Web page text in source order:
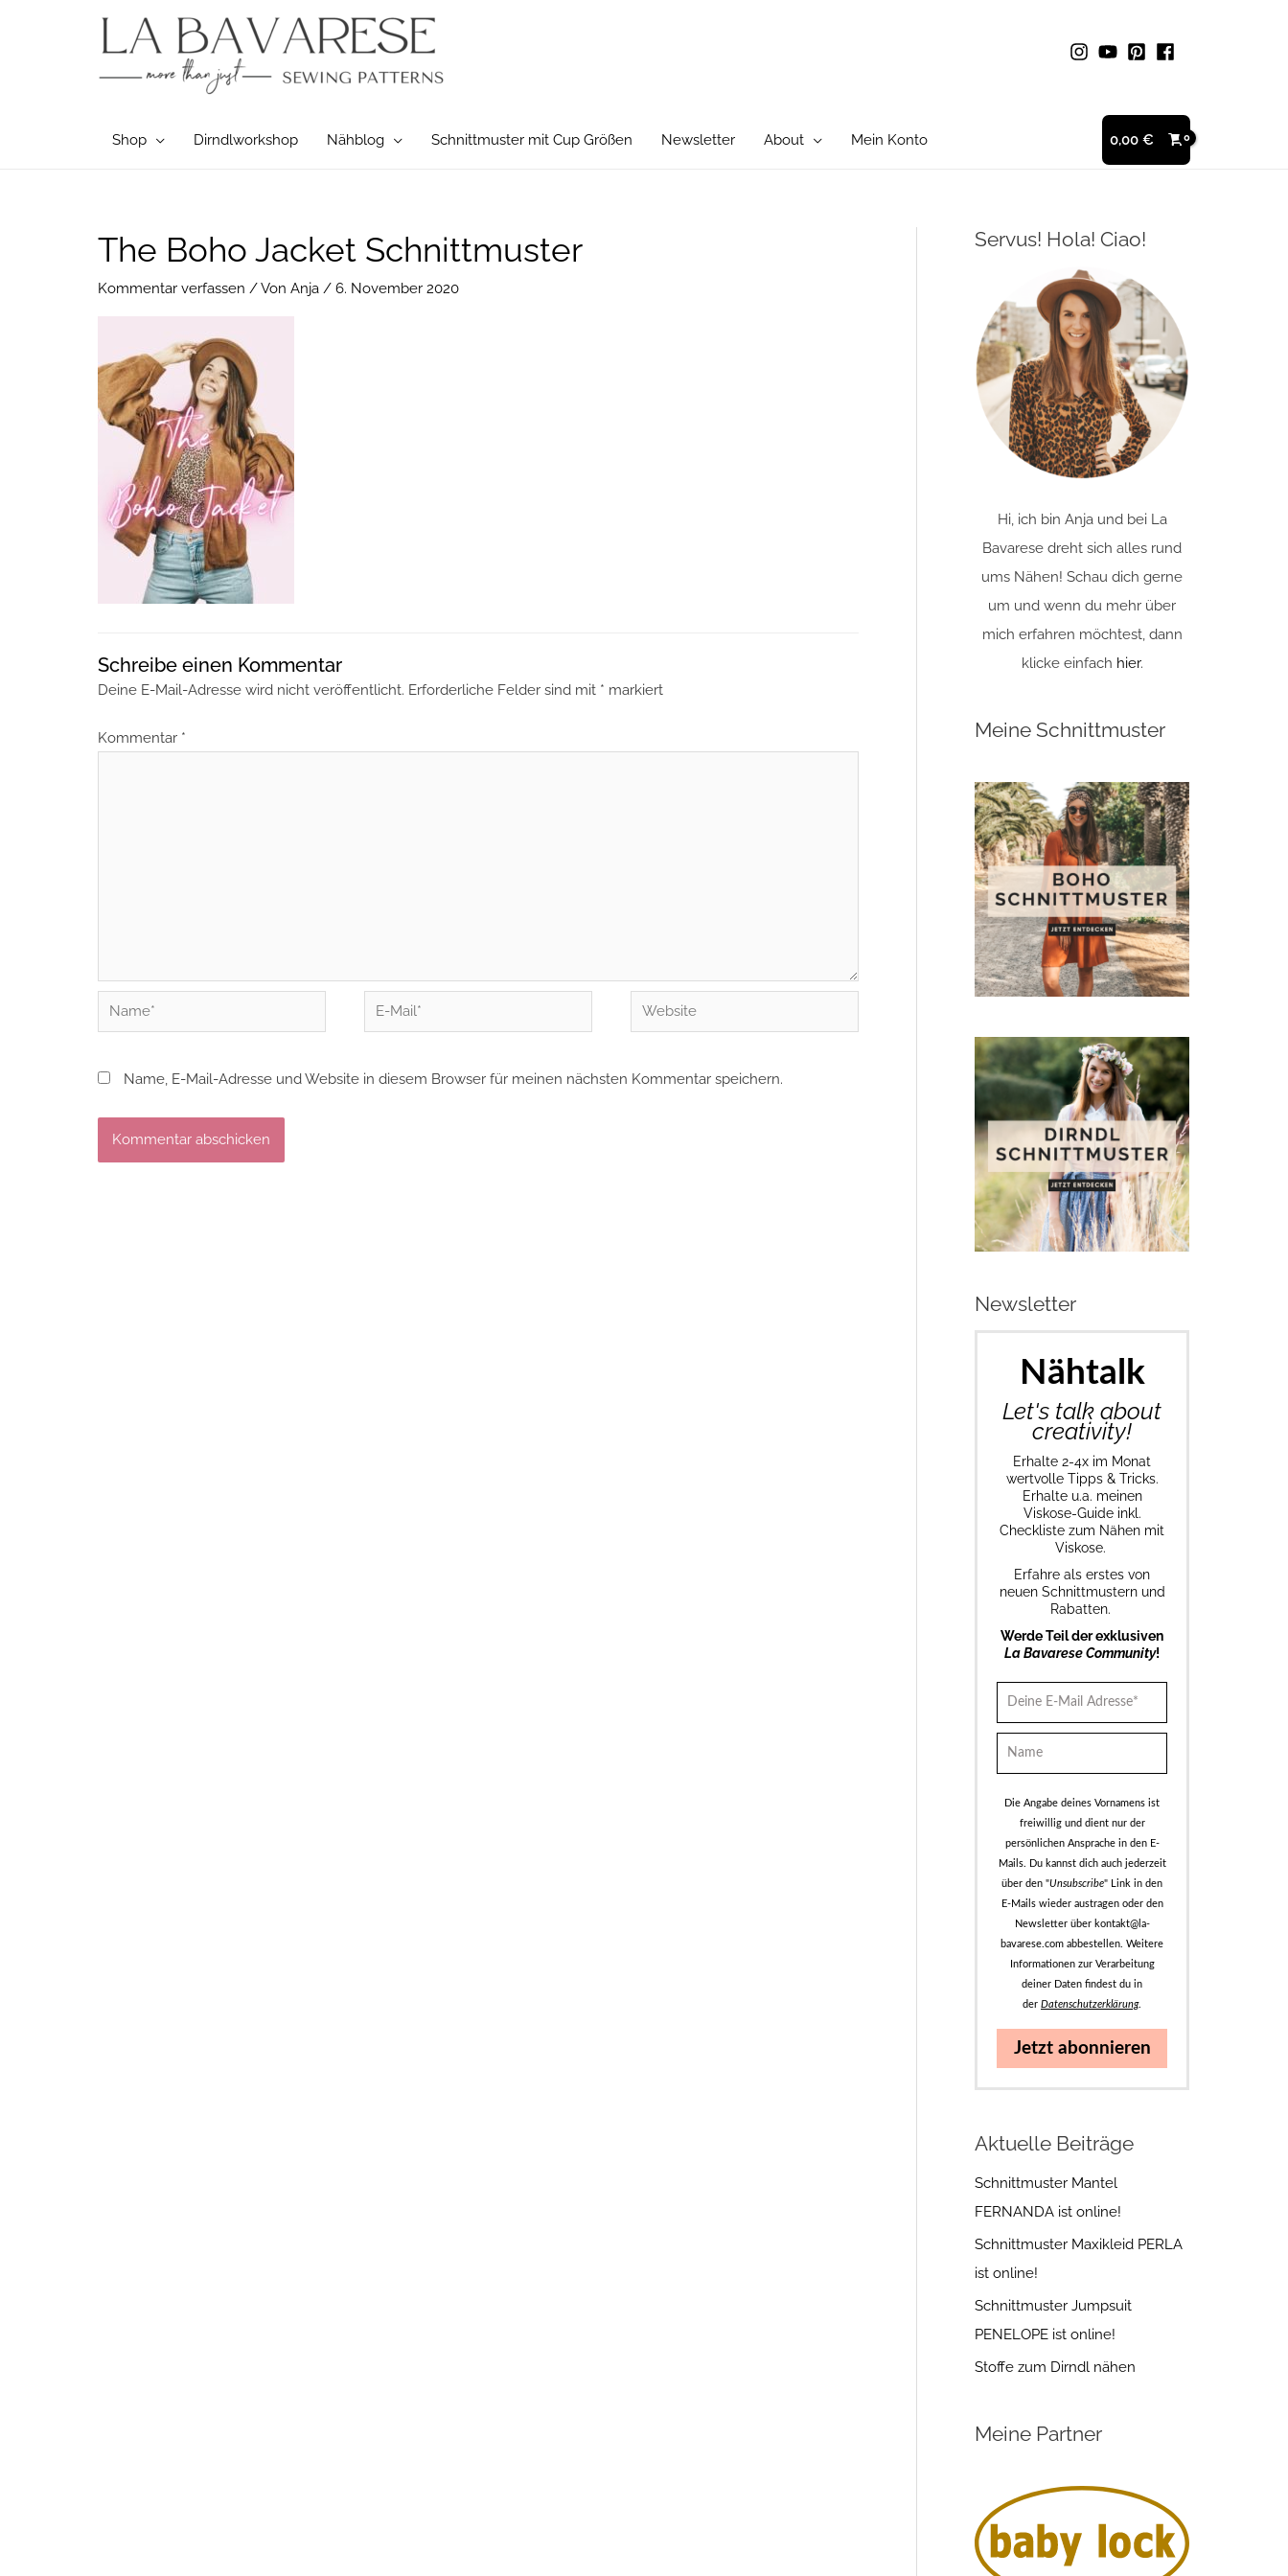
Shop Dirndlworkshop Nähblog Schnittmuster mit Cup Größen Newsletter About Mein Konto 0,00 €
The Boho Jacket Schnittmuster
Kommentar verfassen / Von Anja / 6. November 2020
Schreibe einen Kommentar
Deine E-Mail-Adresse wird nicht veröffentlicht. Erforderliche Felder sind mit * markiert
Kommentar *
Name*
E-
Mail*
Website
Name, E-Mail-Adresse und Website in diesem Browser für meinen nächsten Kommentar speichern.
Servus! Hola! Ciao!
Hi, ich bin Anja und bei La
Bavarese dreht sich alles rund
ums Nähen! Schau dich gerne
um und wenn du mehr über
mich erfahren möchtest, dann
klicke einfach hier.
Meine Schnittmuster
Newsletter
Nähtalk
Let's talk about
creativity!
Erhalte 2-4x im Monat
wertvolle Tipps & Tricks.
Erhalte u.a. meinen
Viskose-Guide inkl.
Checkliste zum Nähen mit
Viskose.
Erfahre als erstes von
neuen Schnittmustern und
Rabatten.
Werde Teil der exklusiven
La Bavarese Community!
Die Angabe deines Vornamens ist
freiwillig und dient nur der
persönlichen Ansprache in den E-
Mails. Du kannst dich auch jederzeit
über den "Unsubscribe" Link in den
E-Mails wieder austragen oder den
Newsletter über kontakt@la-
bavarese.com abbestellen. Weitere
Informationen zur Verarbeitung
deiner Daten findest du in
der Datenschutzerklärung.
Jetzt abonnieren
Aktuelle Beiträge
Schnittmuster Mantel
FERNANDA ist online!
Schnittmuster Maxikleid PERLA
ist online!
Schnittmuster Jumpsuit
PENELOPE ist online!
Stoffe zum Dirndl nähen
Meine Partner